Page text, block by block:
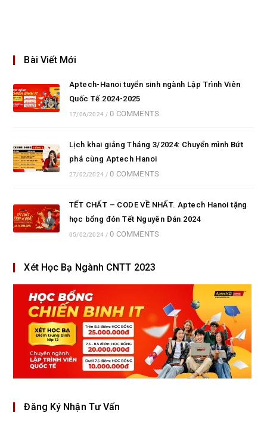
Bài Viết Mới
Aptech-Hanoi tuyển sinh ngành Lập Trình Viên
Quốc Tế 2024-2025
17/06/2024 / 0 COMMENTS
Lịch khai giảng Tháng 3/2024: Chuyển mình Bứt
phá cùng Aptech Hanoi
27/02/2024 / 0 COMMENTS
TẾT CHẤT – CODE VỀ NHẤT. Aptech Hanoi tặng
học bổng đón Tết Nguyên Đán 2024
05/02/2024 / 0 COMMENTS
Xét Học Bạ Ngành CNTT 2023
Đăng Ký Nhận Tư Vấn